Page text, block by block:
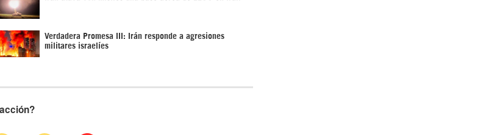
Verdadera Promesa III: Irán responde a agresiones
militares israelíes